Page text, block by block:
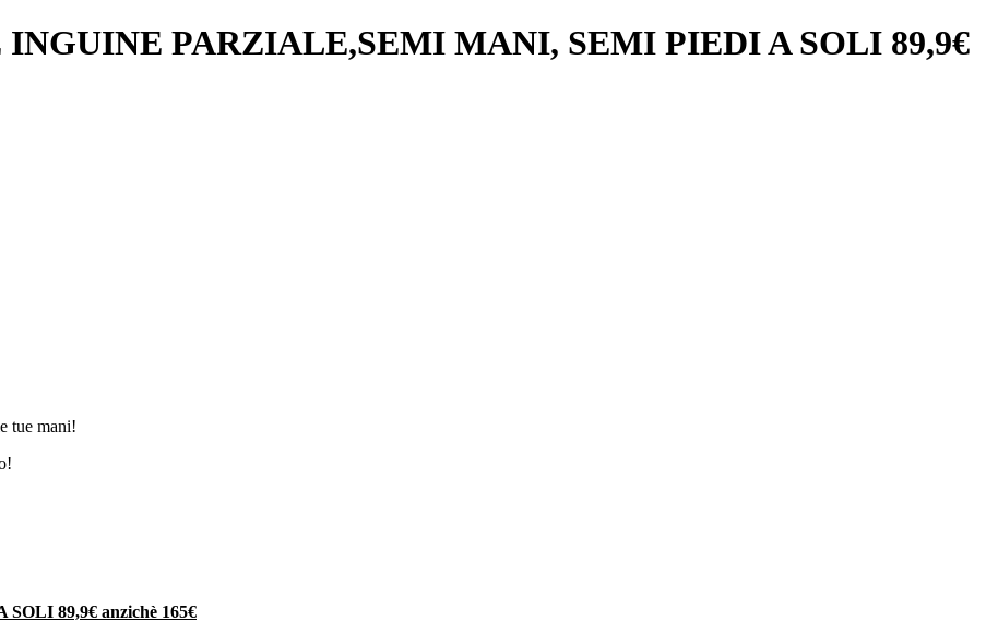
PARZIALE,SEMI MANI, SEMI PIEDI A SOLI 89,9€
tue mani!
SOLI 89,9€ anzichè 165€